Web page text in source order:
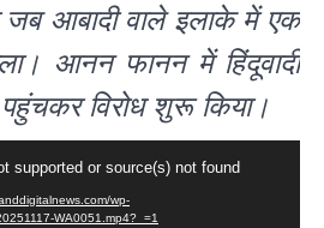
जब आबादी वाले इलाके में एक
आनन फानन में हिंदूवादी
विरोध शुरू किया।
supported or source(s) not found
wp-
WA0051.mp4?_=1